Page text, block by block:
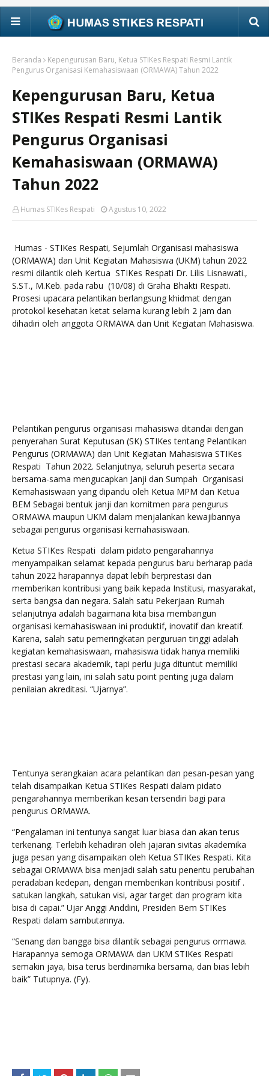
Beranda
Kepengurusan Baru, Ketua STIKes Respati Resmi Lantik
Pengurus Organisasi Kemahasiswaan (ORMAWA) Tahun 2022
Kepengurusan Baru, Ketua
STIKes Respati Resmi Lantik
Pengurus Organisasi
Kemahasiswaan (ORMAWA)
Tahun 2022
Humas STIKes Respati Agustus 10, 2022
Humas - STIKes Respati, Sejumlah Organisasi mahasiswa
(ORMAWA) dan Unit Kegiatan Mahasiswa (UKM) tahun 2022
resmi dilantik oleh Kertua STIKes Respati Dr. Lilis Lisnawati.,
S.ST., M.Keb. pada rabu (10/08) di Graha Bhakti Respati.
Prosesi upacara pelantikan berlangsung khidmat dengan
protokol kesehatan ketat selama kurang lebih 2 jam dan
dihadiri oleh anggota ORMAWA dan Unit Kegiatan Mahasiswa.
Pelantikan pengurus organisasi mahasiswa ditandai dengan
penyerahan Surat Keputusan (SK) STIKes tentang Pelantikan
Pengurus (ORMAWA) dan Unit Kegiatan Mahasiswa STIKes
Respati Tahun 2022. Selanjutnya, seluruh peserta secara
bersama-sama mengucapkan Janji dan Sumpah Organisasi
Kemahasiswaan yang dipandu oleh Ketua MPM dan Ketua
BEM Sebagai bentuk janji dan komitmen para pengurus
ORMAWA maupun UKM dalam menjalankan kewajibannya
sebagai pengurus organisasi kemahasiswaan.
Ketua STIKes Respati dalam pidato pengarahannya
menyampaikan selamat kepada pengurus baru berharap pada
tahun 2022 harapannya dapat lebih berprestasi dan
memberikan kontribusi yang baik kepada Institusi, masyarakat,
serta bangsa dan negara. Salah satu Pekerjaan Rumah
selanjutnya adalah bagaimana kita bisa membangun
organisasi kemahasiswaan ini produktif, inovatif dan kreatif.
Karena, salah satu pemeringkatan perguruan tinggi adalah
kegiatan kemahasiswaan, mahasiswa tidak hanya memiliki
prestasi secara akademik, tapi perlu juga dituntut memiliki
prestasi yang lain, ini salah satu point penting juga dalam
penilaian akreditasi. “Ujarnya”.
Tentunya serangkaian acara pelantikan dan pesan-pesan yang
telah disampaikan Ketua STIKes Respati dalam pidato
pengarahannya memberikan kesan tersendiri bagi para
pengurus ORMAWA.
“Pengalaman ini tentunya sangat luar biasa dan akan terus
terkenang. Terlebih kehadiran oleh jajaran sivitas akademika
juga pesan yang disampaikan oleh Ketua STIKes Respati. Kita
sebagai ORMAWA bisa menjadi salah satu penentu perubahan
peradaban kedepan, dengan memberikan kontribusi positif .
satukan langkah, satukan visi, agar target dan program kita
bisa di capai.” Ujar Anggi Anddini, Presiden Bem STIKes
Respati dalam sambutannya.
“Senang dan bangga bisa dilantik sebagai pengurus ormawa.
Harapannya semoga ORMAWA dan UKM STIKes Respati
semakin jaya, bisa terus berdinamika bersama, dan bias lebih
baik” Tutupnya. (Fy).